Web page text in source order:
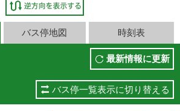
バス停地図 時刻表
最新情報に更新
バス停一覧表示に切り替える